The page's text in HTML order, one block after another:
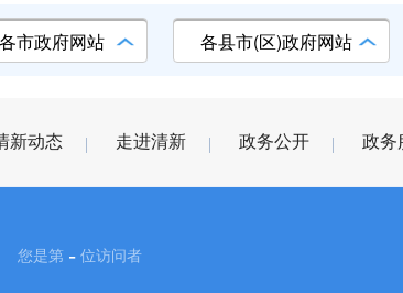
市政府网站 各县市(区)政府网站
新动态 走进清新 政务公开 政务
您是第 - 位访问者